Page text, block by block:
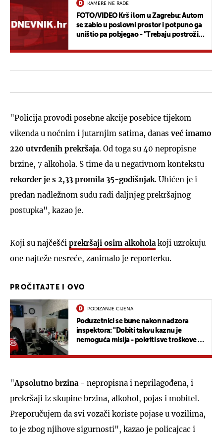
KAMERE NE RADE
FOTO/VIDEO Krš i lom u Zagrebu: Autom
se zabio u poslovni prostor i potpuno ga
uništio pa pobjegao - "Trebaju postrožiti
"Policija provodi posebne akcije posebice tijekom
vikenda u noćnim i jutarnjim satima, danasveć imamo
220 utvrđenih prekršaja. Od toga su 40 nepropisne
brzine, 7 alkohola. S time da u negativnom kontekstu
rekorder je s 2,33 promila 35-godišnjak. Uhićen je i
predan nadležnom sudu radi daljnjeg prekršajnog
postupka", kazao je.
Koji su najčešći prekršaji osim alkohola koji uzrokuju
one najteže nesreće, zanimalo je reporterku.
PROČITAJTE I OVO
PODIZANJE CIJENA
Poduzetnici se bune nakon nadzora
inspektora: "Dobiti takvu kaznu je
nemoguća misija - pokriti sve troškove uz
"Apsolutno brzina - nepropisna i neprilagođena, i
prekršaji iz skupine brzina, alkohol, pojas i mobitel.
Preporučujem da svi vozači koriste pojase u vozilima,
to je zbog njihove sigurnosti", kazao je policajcac i